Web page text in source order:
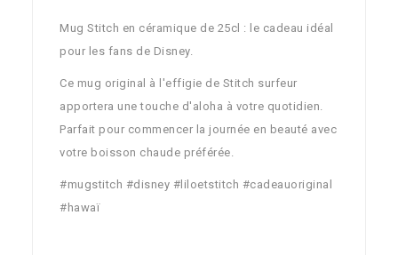
Mug Stitch en céramique de 25cl : le cadeau idéal
pour les fans de Disney.
Ce mug original à l'effigie de Stitch surfeur
apportera une touche d'aloha à votre quotidien.
Parfait pour commencer la journée en beauté avec
votre boisson chaude préférée.
#mugstitch #disney #liloetstitch #cadeauoriginal
#hawaï